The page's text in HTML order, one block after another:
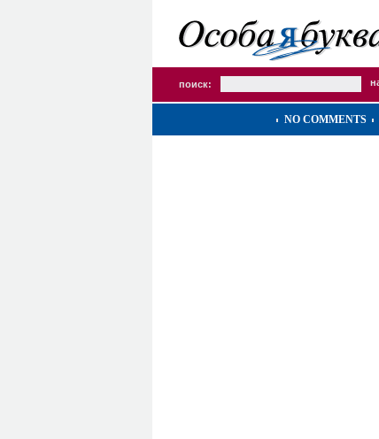
поиск:
NO COMMENTS